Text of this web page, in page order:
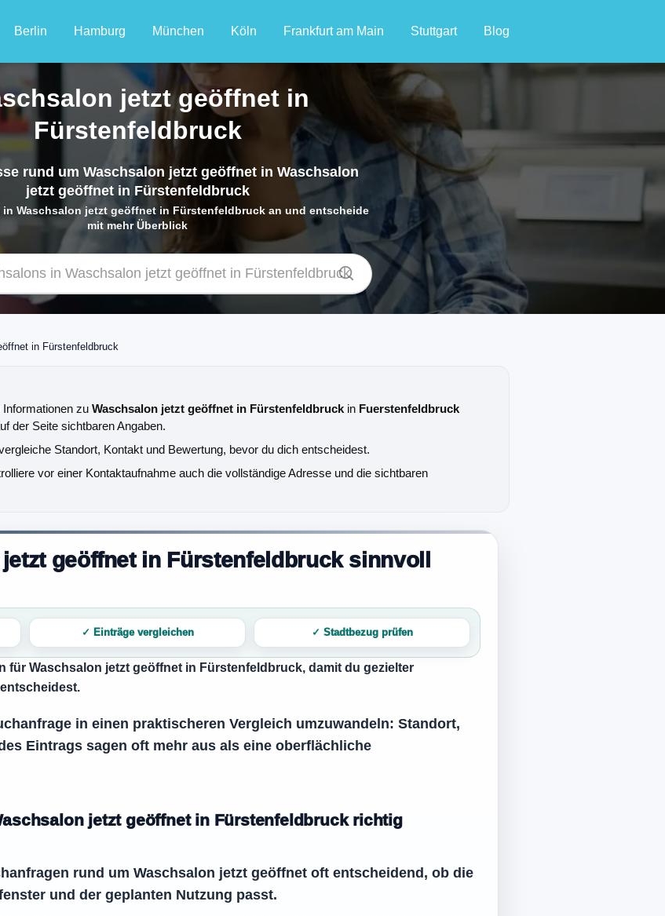
Berlin Hamburg München Köln Frankfurt am Main Stuttgart Blog
jetzt geöffnet in
Fürstenfeldbruck
rund um Waschsalon jetzt geöffnet in Waschsalon
jetzt geöffnet in Fürstenfeldbruck
Waschsalon jetzt geöffnet in Fürstenfeldbruck an und entscheide
mit mehr Überblick
in Fürstenfeldbruck
zu Waschsalon jetzt geöffnet in Fürstenfeldbruck in Fuerstenfeldbruck
der Seite sichtbaren Angaben.
Standort, Kontakt und Bewertung, bevor du dich entscheidest.
vor einer Kontaktaufnahme auch die vollständige Adresse und die sichtbaren
geöffnet in Fürstenfeldbruck sinnvoll
✓ Einträge vergleichen ✓ Stadtbezug prüfen
für Waschsalon jetzt geöffnet in Fürstenfeldbruck, damit du gezielter
in einen praktischeren Vergleich umzuwandeln: Standort,
Eintrags sagen oft mehr aus als eine oberflächliche
jetzt geöffnet in Fürstenfeldbruck richtig
rund um Waschsalon jetzt geöffnet oft entscheidend, ob die
und der geplanten Nutzung passt.